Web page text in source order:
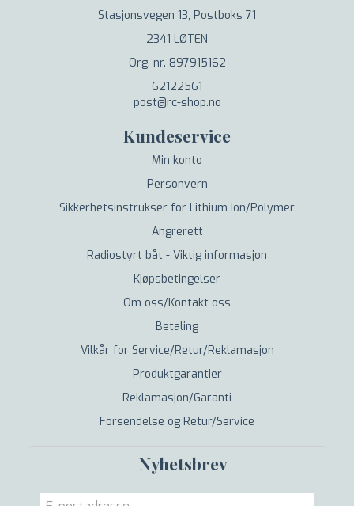
Stasjonsvegen 13, Postboks 71
2341 LØTEN
Org. nr. 897915162
62122561
post@rc-shop.no
Kundeservice
Min konto
Personvern
Sikkerhetsinstrukser for Lithium Ion/Polymer
Angrerett
Radiostyrt båt - Viktig informasjon
Kjøpsbetingelser
Om oss/Kontakt oss
Betaling
Vilkår for Service/Retur/Reklamasjon
Produktgarantier
Reklamasjon/Garanti
Forsendelse og Retur/Service
Nyhetsbrev